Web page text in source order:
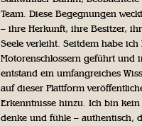
Team. Diese Begegnungen
– ihre Herkunft, ihre Besitzer,
Seele verleiht. Seitdem habe
Motorenschlossern geführt und
entstand ein umfangreiches
auf dieser Plattform
Erkenntnisse hinzu. Ich bin
denke und fühle – authentisch,